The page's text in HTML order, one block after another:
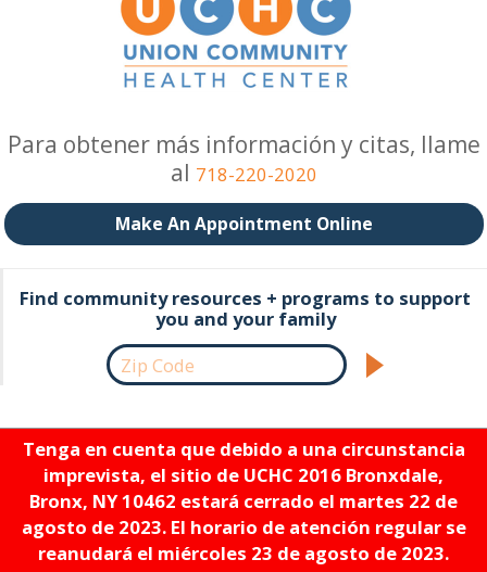
Para obtener más información y citas, llame
al 718-220-2020
Make An Appointment Online
Find community resources + programs to support
you and your family
Tenga en cuenta que debido a una circunstancia
imprevista, el sitio de UCHC 2016 Bronxdale,
Bronx, NY 10462 estará cerrado el martes 22 de
agosto de 2023. El horario de atención regular se
reanudará el miércoles 23 de agosto de 2023.